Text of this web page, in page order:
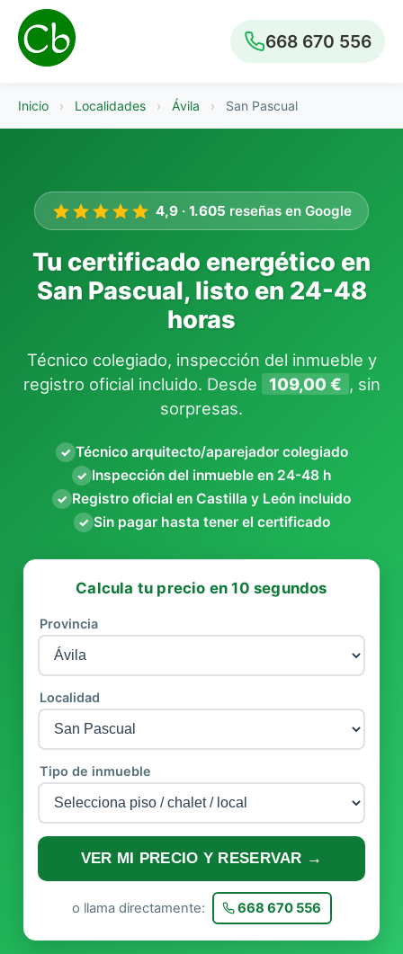
668 670 556
Inicio › Localidades › Ávila › San Pascual
4,9 · 1.605 reseñas en Google
Tu certificado energético en
San Pascual, listo en 24-48
horas
Técnico colegiado, inspección del inmueble y
registro oficial incluido. Desde
109,00 € , sin
sorpresas.
✓ Técnico arquitecto/aparejador colegiado
✓ Inspección del inmueble en 24-48 h
✓ Registro oficial en Castilla y León incluido
✓ Sin pagar hasta tener el certificado
Calcula tu precio en 10 segundos
Provincia
Localidad
Tipo de inmueble
VER MI PRECIO Y RESERVAR →
o llama directamente: 668 670 556